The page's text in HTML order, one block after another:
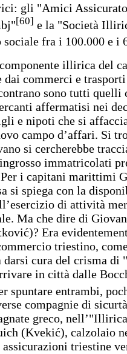
gli "Amici
[60] e la "Società
sociale fra i 100.000 e i
illirica del
dai commerci e
sono tutti quelli
affermatisi nei
e nipoti che si
campo d’affari. Si
si cercherebbe
immatricolati
i capitani marittimi
si spiega con la
di attività
Ma che dire di
Era
triestino,
darsi cura del crisma di
in città dalle
spuntare entrambi,
compagnie di
greco,
(Kvekić), calzolaio
triestine